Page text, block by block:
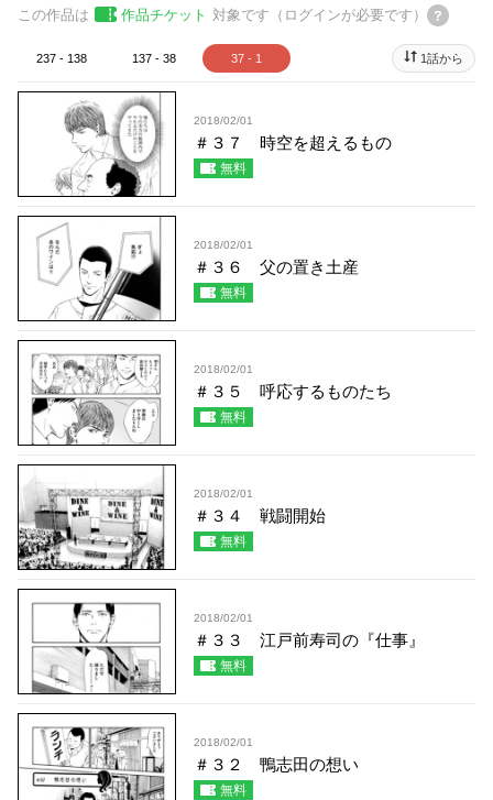
この作品は 作品チケット 対象です（ログインが必要です）
237 - 138 137 - 38 37 - 1 1話から
2018/02/01
＃３７ 時空を超えるもの
無料
2018/02/01
＃３６ 父の置き土産
無料
2018/02/01
＃３５ 呼応するものたち
無料
2018/02/01
＃３４ 戦闘開始
無料
2018/02/01
＃３３ 江戸前寿司の『仕事』
無料
2018/02/01
＃３２ 鴨志田の想い
無料